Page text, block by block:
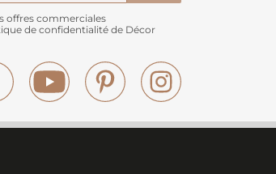
offres commerciales
de confidentialité de Décor
Facebook YouTube Pinterest